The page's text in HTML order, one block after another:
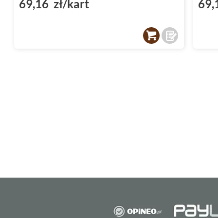
lat, nie ulegając uszkodzeniom pod
rozwiązanie, które pozwala cieszyć się
bez konieczności regularnej konserwacji czy
samodzielnie zrealizować swoją wizję
Wszechstronność
69,16 zł/kart